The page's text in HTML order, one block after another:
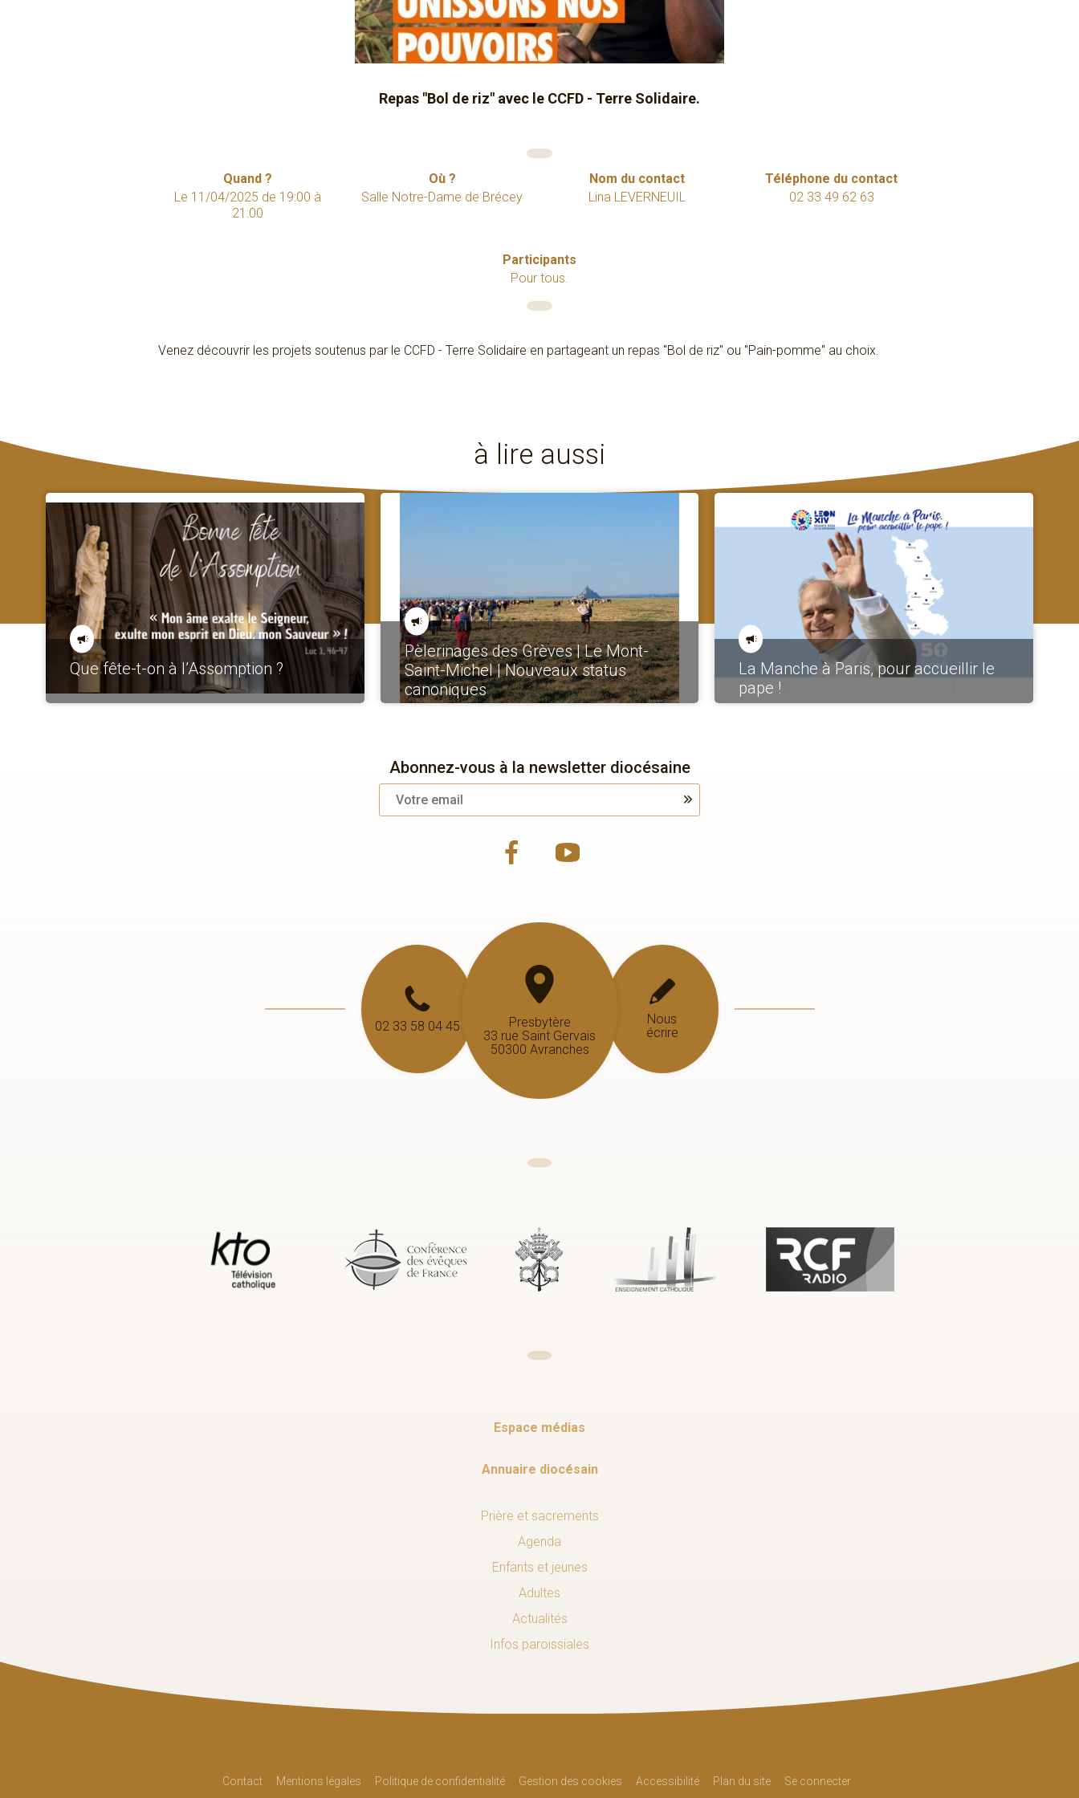
Repas "Bol de riz" avec le CCFD - Terre Solidaire.
Quand ?
Le 11/04/2025 de 19:00 à
21:00
Où ?
Salle Notre-Dame de Brécey
Nom du contact
Lina LEVERNEUIL
Téléphone du contact
02 33 49 62 63
Participants
Pour tous.
Venez découvrir les projets soutenus par le CCFD - Terre Solidaire en partageant un repas "Bol de riz" ou "Pain-pomme" au choix.
à lire aussi
Que fête-t-on à l’Assomption ?
Pèlerinages des Grèves | Le Mont-
Saint-Michel | Nouveaux status
canoniques
La Manche à Paris, pour accueillir le
pape !
Abonnez-vous à la newsletter diocésaine
02 33 58 04 45
Nous
écrire
Presbytère
33 rue Saint Gervais
50300 Avranches
Espace médias
Annuaire diocésain
Prière et sacrements
Agenda
Enfants et jeunes
Adultes
Actualités
Infos paroissiales
Contact Mentions légales Politique de confidentialité Gestion des cookies Accessibilité Plan du site Se connecter